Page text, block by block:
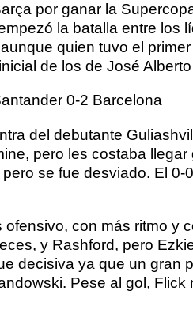
por ganar la
la batalla entre
quien tuvo el
de los de José
0-2 Barcelona
del debutante
pero les costaba
se fue desviado. El
con más ritmo
y Rashford, pero
decisiva ya que un
Pese al gol,